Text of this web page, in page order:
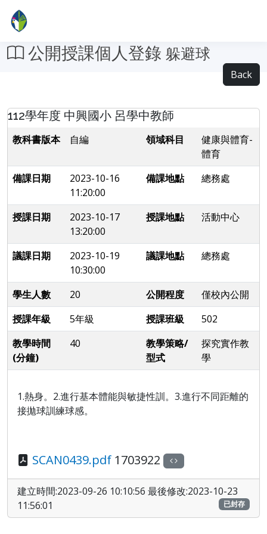
公開授課個人登錄 躲避球
Back
112學年度 中興國小 呂學中教師
教科書版本 自編 領域科目
健康與體育-
體育
備課日期
2023-10-16
11:20:00
備課地點 總務處
授課日期
2023-10-17
13:20:00
授課地點 活動中心
議課日期
2023-10-19
10:30:00
議課地點 總務處
學生人數 20 公開程度
僅校內公開
授課年級
5年級 授課班級
502
教學時間
(分鐘)
40
教學策略/
型式
探究實作教
學
1.熱身。2.進行基本體能與敏捷性訓。3.進行不同距離的
接拋球訓練球感。
SCAN0439.pdf 1703922
建立時間:2023-09-26 10:10:56 最後修改:2023-10-23
11:56:01
已封存